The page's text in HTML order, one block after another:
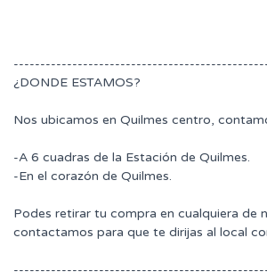
¿DONDE ESTAMOS?
Nos ubicamos en Quilmes centro,
-A 6 cuadras de la Estación de Quilmes.
-En el corazón de Quilmes.
Podes retirar tu compra en cualquiera de
contactamos para que te dirijas al local